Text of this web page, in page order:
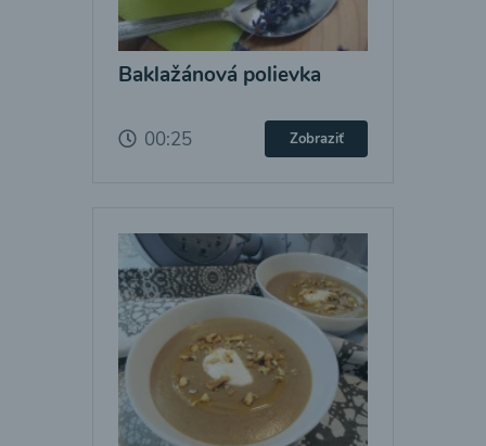
Baklažánová polievka
00:25 Zobraziť